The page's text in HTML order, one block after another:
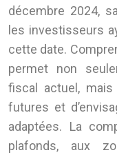
décembre 2024,
les investisseurs
cette date.
permet non
fiscal actuel, mais
futures et
adaptées. La
plafonds, aux